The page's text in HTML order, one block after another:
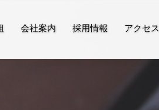
会社案内 採用情報 アクセス